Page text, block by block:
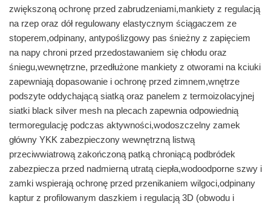
zwiększoną ochronę przed zabrudzeniami,mankiety z regulacją
na rzep oraz dół regulowany elastycznym ściągaczem ze
stoperem,odpinany, antypoślizgowy pas śnieżny z zapięciem
na napy chroni przed przedostawaniem się chłodu oraz
śniegu,wewnętrzne, przedłużone mankiety z otworami na kciuki
zapewniają dopasowanie i ochronę przed zimnem,wnętrze
podszyte oddychającą siatką oraz panelem z termoizolacyjnej
siatki black silver mesh na plecach zapewnia odpowiednią
termoregulację podczas aktywności,wodoszczelny zamek
główny YKK zabezpieczony wewnętrzną listwą
przeciwwiatrową zakończoną patką chroniącą podbródek
zabezpiecza przed nadmierną utratą ciepła,wodoodporne szwy i
zamki wspierają ochronę przed przenikaniem wilgoci,odpinany
kaptur z profilowanym daszkiem i regulacją 3D (obwodu i